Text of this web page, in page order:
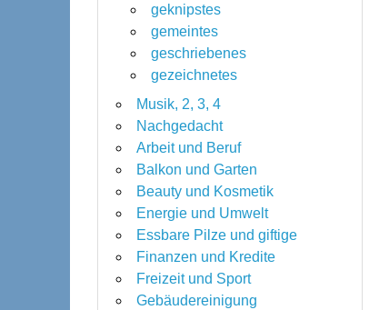
geknipstes
gemeintes
geschriebenes
gezeichnetes
Musik, 2, 3, 4
Nachgedacht
Arbeit und Beruf
Balkon und Garten
Beauty und Kosmetik
Energie und Umwelt
Essbare Pilze und giftige
Finanzen und Kredite
Freizeit und Sport
Gebäudereinigung